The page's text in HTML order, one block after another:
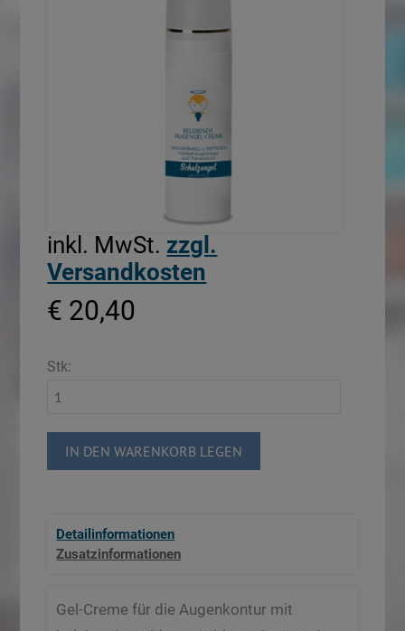
inkl. MwSt. zzgl.
Versandkosten
€ 20,40
Stk:
IN DEN WARENKORB LEGEN
Detailinformationen
Zusatzinformationen
Gel-Creme für die Augenkontur mit